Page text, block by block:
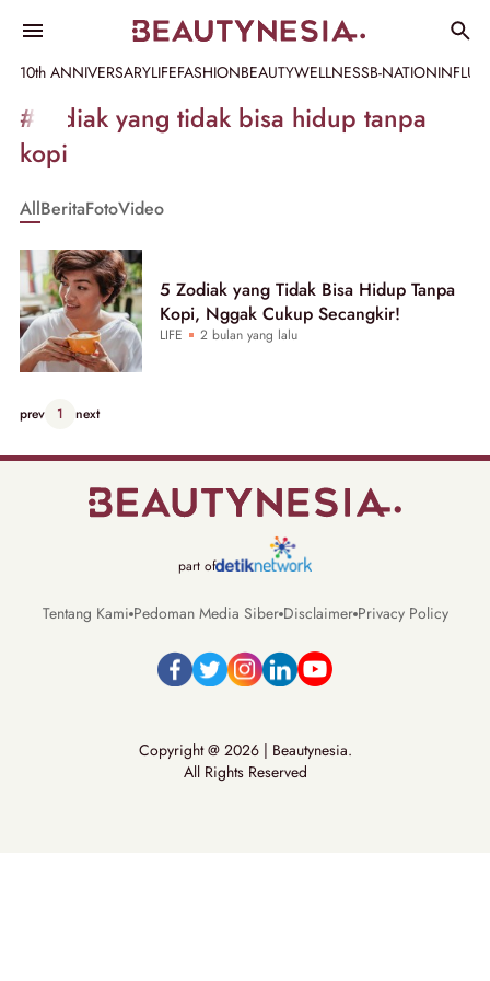
10th ANNIVERSARYLIFEFASHIONBEAUTYWELLNESSB-NATION
Informasi
[GET_DATA_TITLE]
Beautynesia
#zodiak yang tidak bisa hidup tanpa
kopi
AllBeritaFotoVideo
5 Zodiak yang Tidak Bisa Hidup Tanpa
Kopi, Nggak Cukup Secangkir!
LIFE 2 bulan yang lalu
prev 1 next
part of
Tentang Kami Pedoman Media Siber Disclaimer Privacy Policy
Copyright @ 2026 | Beautynesia.
All Rights Reserved